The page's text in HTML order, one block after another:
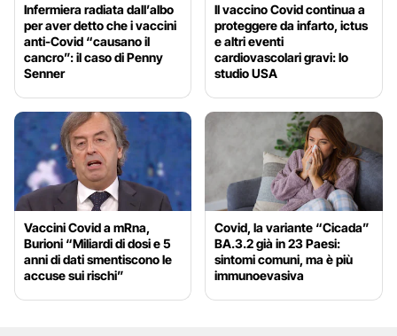
Infermiera radiata dall’albo
per aver detto che i vaccini
anti-Covid “causano il
cancro”: il caso di Penny
Senner
Il vaccino Covid continua a
proteggere da infarto, ictus
e altri eventi
cardiovascolari gravi: lo
studio USA
Vaccini Covid a mRna,
Burioni “Miliardi di dosi e 5
anni di dati smentiscono le
accuse sui rischi”
Covid, la variante “Cicada”
BA.3.2 già in 23 Paesi:
sintomi comuni, ma è più
immunoevasiva